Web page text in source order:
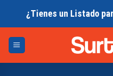
¿Tienes un Listado